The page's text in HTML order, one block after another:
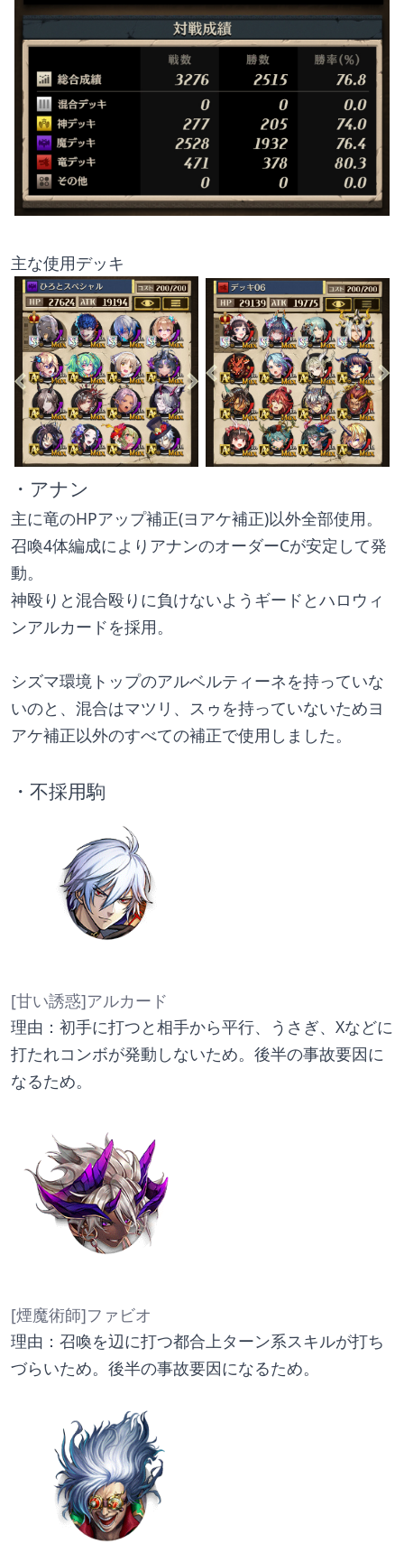
主な使用デッキ
・アナン
主に竜のHPアップ補正(ヨアケ補正)以外全部使用。
召喚4体編成によりアナンのオーダーCが安定して発
動。
神殴りと混合殴りに負けないようギードとハロウィ
ンアルカードを採用。
シズマ環境トップのアルベルティーネを持っていな
いのと、混合はマツリ、スゥを持っていないためヨ
アケ補正以外のすべての補正で使用しました。
・不採用駒
[甘い誘惑]アルカード
理由：初手に打つと相手から平行、うさぎ、Xなどに
打たれコンボが発動しないため。後半の事故要因に
なるため。
[煙魔術師]ファビオ
理由：召喚を辺に打つ都合上ターン系スキルが打ち
づらいため。後半の事故要因になるため。